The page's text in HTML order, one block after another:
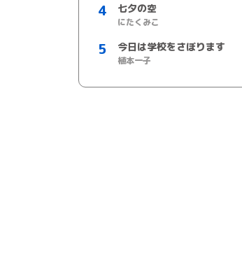
七夕の空
にたくみこ
今日は学校をさぼります
植本一子